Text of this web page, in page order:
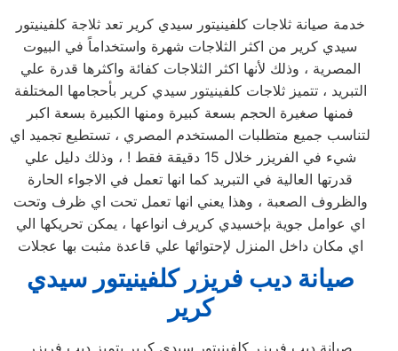
خدمة صيانة ثلاجات كلفينيتور سيدي كرير تعد ثلاجة كلفينيتور
سيدي كرير من اكثر الثلاجات شهرة واستخداماً في البيوت
المصرية ، وذلك لأنها اكثر الثلاجات كفائة واكثرها قدرة علي
التبريد ، تتميز ثلاجات كلفينيتور سيدي كرير بأحجامها المختلفة
فمنها صغيرة الحجم بسعة كبيرة ومنها الكبيرة بسعة اكبر
لتناسب جميع متطلبات المستخدم المصري ، تستطيع تجميد اي
شيء في الفريزر خلال 15 دقيقة فقط ! ، وذلك دليل علي
قدرتها العالية في التبريد كما انها تعمل في الاجواء الحارة
والظروف الصعبة ، وهذا يعني انها تعمل تحت اي ظرف وتحت
اي عوامل جوية بإخسيدي كريرف انواعها ، يمكن تحريكها الي
اي مكان داخل المنزل لإحتوائها علي قاعدة مثبت بها عجلات
صيانة ديب فريزر كلفينيتور سيدي
كرير
صيانة ديب فريزر كلفينيتور سيدي كرير يتميز ديب فريزر